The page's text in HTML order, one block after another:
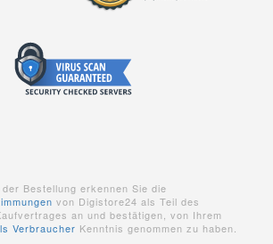
Bestellung erkennen Sie die
von Digistore24 als Teil des
an und bestätigen, von Ihrem
Verbraucher Kenntnis genommen zu haben.